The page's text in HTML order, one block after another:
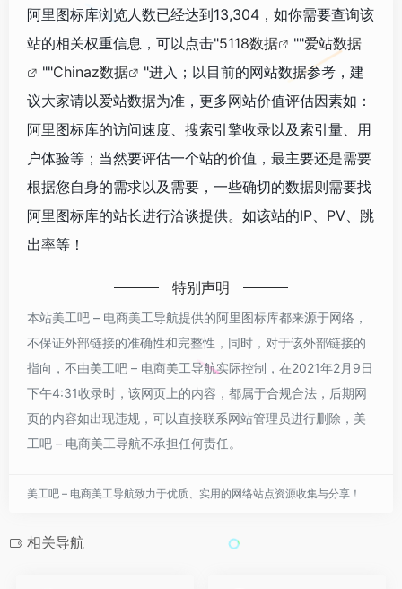
阿里图标库浏览人数已经达到13,304，如你需要查询该
站的相关权重信息，可以点击"5118数据 ""爱站数据
""Chinaz数据
"进入；以目前的网站数据参考，建
议大家请以爱站数据为准，更多网站价值评估因素如：
阿里图标库的访问速度、搜索引擎收录以及索引量、用
户体验等；当然要评估一个站的价值，最主要还是需要
根据您自身的需求以及需要，一些确切的数据则需要找
阿里图标库的站长进行洽谈提供。如该站的IP、PV、跳
出率等！
特别声明
本站美工吧 – 电商美工导航提供的阿里图标库都来源于网络，
不保证外部链接的准确性和完整性，同时，对于该外部链接的
指向，不由美工吧 – 电商美工导航实际控制，在2021年2月9日
下午4:31收录时，该网页上的内容，都属于合规合法，后期网
页的内容如出现违规，可以直接联系网站管理员进行删除，美
工吧 – 电商美工导航不承担任何责任。
美工吧 – 电商美工导航致力于优质、实用的网络站点资源收集与分享！
相关导航